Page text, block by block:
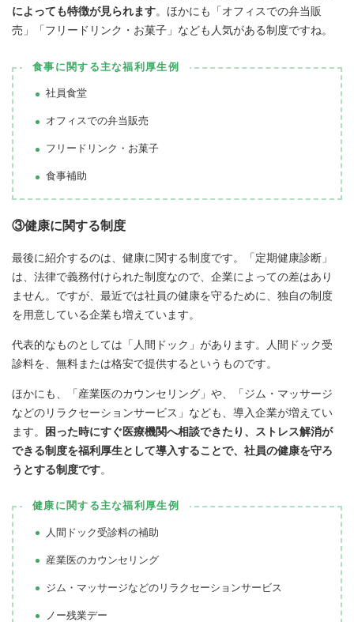
によっても特徴が見られます。ほかにも「オフィスでの弁当販
売」「フリードリンク・お菓子」なども人気がある制度ですね。
食事に関する主な福利厚生例
社員食堂
オフィスでの弁当販売
フリードリンク・お菓子
食事補助
③健康に関する制度
最後に紹介するのは、健康に関する制度です。「定期健康診断」
は、法律で義務付けられた制度なので、企業によっての差はあり
ません。ですが、最近では社員の健康を守るために、独自の制度
を用意している企業も増えています。
代表的なものとしては「人間ドック」があります。人間ドック受
診料を、無料または格安で提供するというものです。
ほかにも、「産業医のカウンセリング」や、「ジム・マッサージ
などのリラクセーションサービス」なども、導入企業が増えてい
ます。
困った時にすぐ医療機関へ相談できたり、ストレス解消が
できる制度を福利厚生として導入することで、社員の健康を守ろ
うとする制度です。
健康に関する主な福利厚生例
人間ドック受診料の補助
産業医のカウンセリング
ジム・マッサージなどのリラクセーションサービス
ノー残業デー